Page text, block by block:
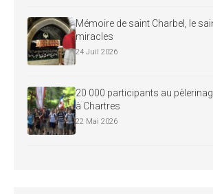
Mémoire de saint Charbel, le
miracles
24 Juil 2026
20 000 participants au
à Chartres
22 Mai 2026